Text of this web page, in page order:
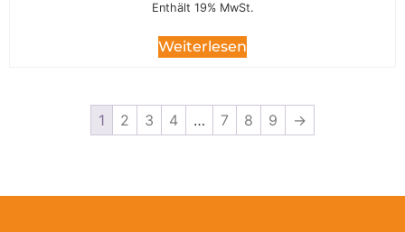
Enthält 19% MwSt.
Weiterlesen
1 2 3 4 … 7 8 9 →